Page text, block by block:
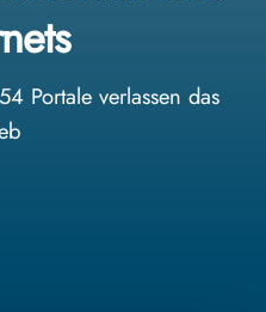
Portale verlassen das